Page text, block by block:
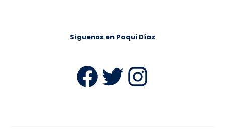
Síguenos en Paqui Díaz
Facebook
Twitter